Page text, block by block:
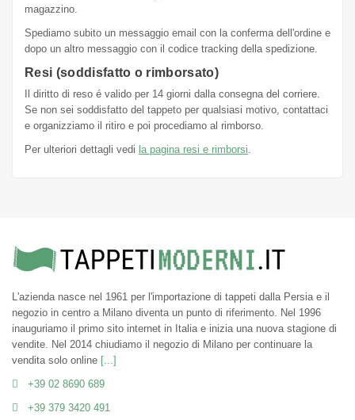
magazzino.
Spediamo subito un messaggio email con la conferma dell'ordine e
dopo un altro messaggio con il codice tracking della spedizione.
Resi (soddisfatto o rimborsato)
Il diritto di reso é valido per 14 giorni dalla consegna del corriere.
Se non sei soddisfatto del tappeto per qualsiasi motivo, contattaci
e organizziamo il ritiro e poi procediamo al rimborso.
Per ulteriori dettagli vedi la pagina resi e rimborsi
L'azienda nasce nel 1961 per l'importazione di tappeti dalla Persia e il
negozio in centro a Milano diventa un punto di riferimento. Nel 1996
inauguriamo il primo sito internet in Italia e inizia una nuova stagione di
vendite. Nel 2014 chiudiamo il negozio di Milano per continuare la
vendita solo online [...]
+39 02 8690 689
+39 379 3420 491